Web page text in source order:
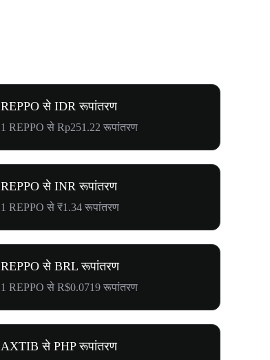
REPPO से IDR रूपांतरण
1 REPPO से Rp251.22 रूपांतरण
REPPO से INR रूपांतरण
1 REPPO से ₹1.34 रूपांतरण
REPPO से BRL रूपांतरण
1 REPPO से R$0.0719 रूपांतरण
AXTIB से PHP रूपांतरण